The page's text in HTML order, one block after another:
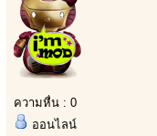
ความหื่น : 0
ออนไลน์